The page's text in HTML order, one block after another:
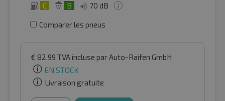
C B 70 dB
Comparer les pneus
€ 82.99 TVA incluse par Auto-Raifen GmbH
EN STOCK
Livraison gratuite